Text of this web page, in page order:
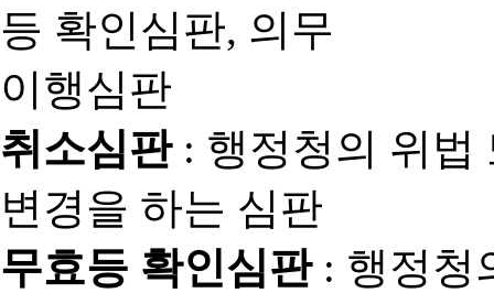
취소심판: 행정청의 위법
변경을 하는 심판
무효등 확인심판: 행정청